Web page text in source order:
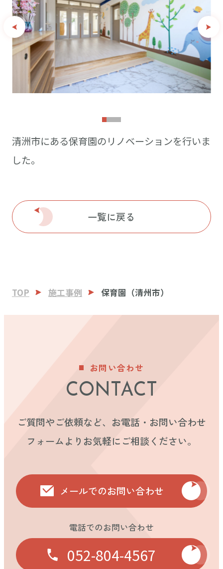
清洲市にある保育園のリノベーションを行いま
した。
一覧に戻る
TOP 施工事例 保育園（清州市）
お問い合わせ
CONTACT
ご質問やご依頼など、お電話・お問い合わせ
フォームよりお気軽にご相談ください。
メールでのお問い合わせ
電話でのお問い合わせ
052-804-4567